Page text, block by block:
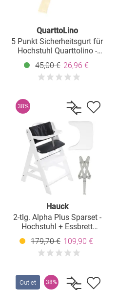
QuarttoLino
5 Punkt Sicherheitsgurt für
Hochstuhl Quarttolino -
Beige
45,00 € 26,96 €
38%
Hauck
2-tlg. Alpha Plus Sparset -
Hochstuhl + Essbrett
Wooden Tray + Sitzkissen
Deluxe in Melange
Charcoal - White
179,70 € 109,90 €
Outlet 38%